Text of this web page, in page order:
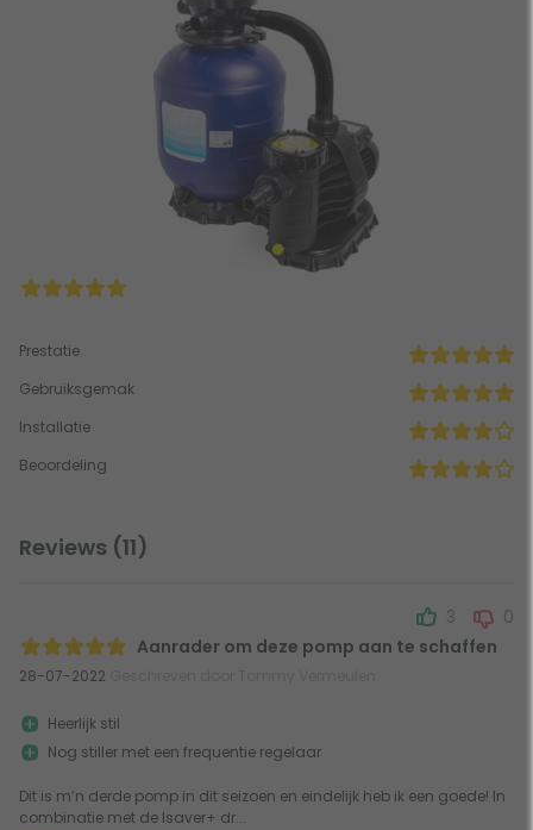
Prestatie
Gebruiksgemak
Installatie
Beoordeling
Reviews (11)
Aanrader om deze pomp aan te schaffen
28-07-2022
3 0
Dit is m’n derde pomp in dit seizoen en eindelijk heb ik een goede! In
combinatie met de Isaver+ dr...
Heerlijk stil
Nog stiller met een frequentie regelaar